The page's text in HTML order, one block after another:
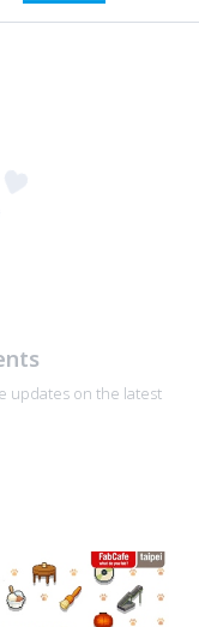
updates on the latest